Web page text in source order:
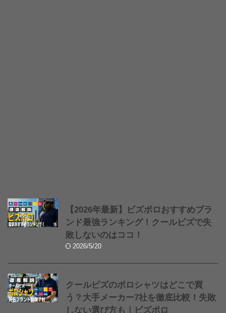
【2026年最新】ビズポロおすすめブラ
ンド最強ランキング！クールビズで失
敗しないのはココ！
2026/5/20
クールビズのポロシャツはどこで買
う？大手メーカー7社を徹底比較！失敗
しない選び方も｜ビズポロ